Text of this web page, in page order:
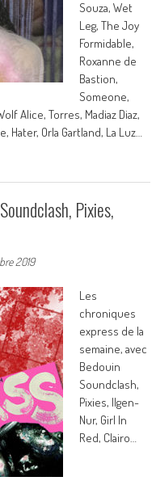
Souza, Wet
Leg, The Joy
Formidable,
Roxanne de
Bastion,
Someone,
Alice, Torres, Madiaz Diaz,
Hater, Orla Gartland, La Luz…
Pixies,
2019
Les
chroniques
express de la
semaine, avec
Bedouin
Soundclash,
Pixies, Ilgen-
Nur, Girl In
Red, Clairo…